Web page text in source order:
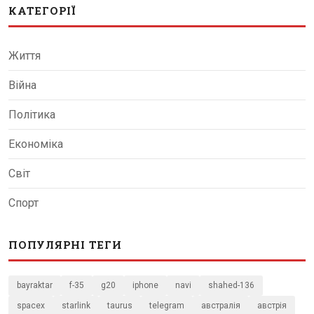
КАТЕГОРІЇ
Життя
Війна
Політика
Економіка
Світ
Спорт
ПОПУЛЯРНІ ТЕГИ
bayraktar f-35 g20 iphone navi shahed-136
spacex starlink taurus telegram австралія австрія